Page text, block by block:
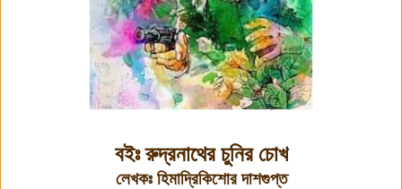
বইঃরুদ্রনাথের চুনির চোখ
লেখকঃ হিমাদ্রিকিশোর দাশগুপ্ত